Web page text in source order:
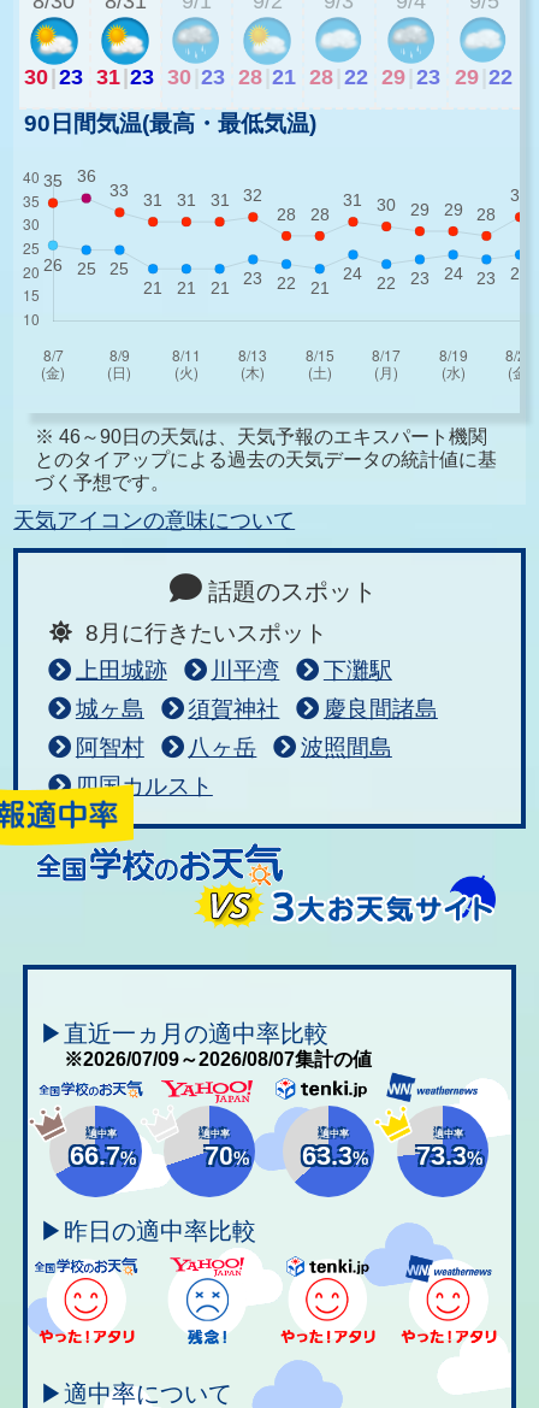
30|23 31|23 30 23 28 21 28 22 29 23 29 22
90日間気温(最高・最低気温)
※ 46～90日の天気は、天気予報のエキスパート機関
とのタイアップによる過去の天気データの統計値に基
づく予想です。
天気アイコンの意味について
話題のスポット
8月に行きたいスポット
上田城跡
川平湾
下灘駅
城ヶ島
須賀神社
慶良間諸島
阿智村
八ヶ岳
波照間島
四国カルスト
▶直近一ヵ月の適中率比較
※2026/07/09～2026/08/07集計の値
適中率
66.7%
適中率
70%
適中率
63.3%
適中率
73.3%
▶昨日の適中率比較
▶適中率について